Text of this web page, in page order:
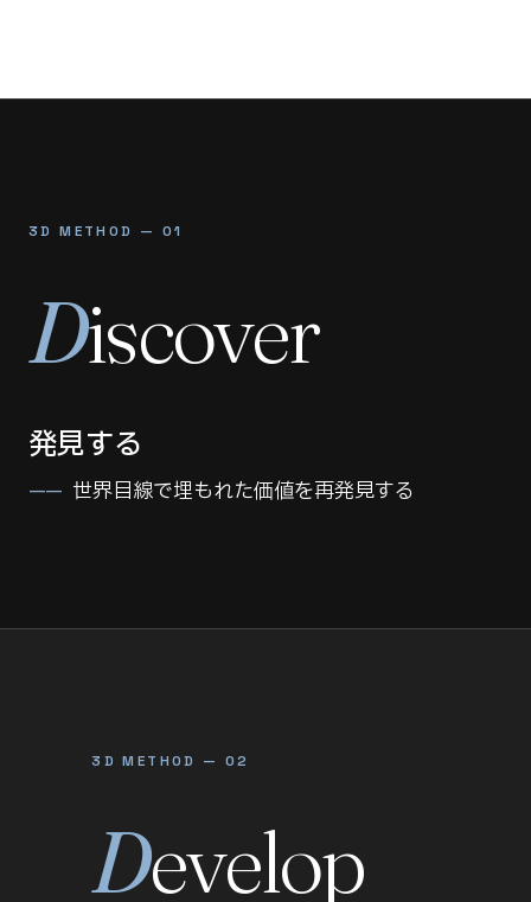
3D METHOD — 01
Discover
発見する
世界目線で埋もれた価値を再発見する
3D METHOD — 02
Develop